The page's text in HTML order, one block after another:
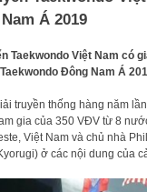
Á 2019
Taekwondo Việt Nam có
Đông Nam Á
truyền thống hàng năm
gia của 350 VĐV từ 8
Việt Nam và chủ nhà
ở các nội dung của